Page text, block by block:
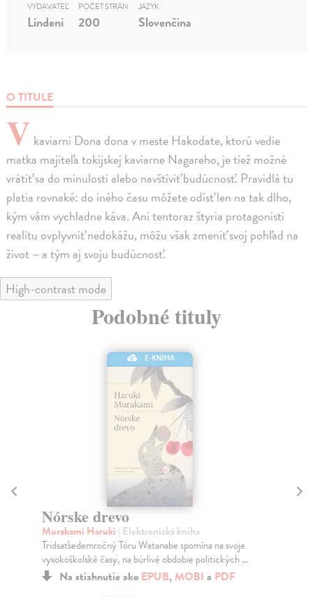
O TITULE
V kaviarni Dona dona v meste Hakodate, ktorú vedie
matka majiteľa tokijskej kaviarne Nagareho, je tiež možné
vrátiť sa do minulosti alebo navštíviť budúcnosť. Pravidlá tu
platia rovnaké: do iného času môžete odísť len na tak dlho,
kým vám vychladne káva. Ani tentoraz štyria protagonisti
realitu ovplyvniť nedokážu, môžu však zmeniť svoj pohľad na
život – a tým aj svoju budúcnosť.
VYDAVATEĽ
Lindeni
POČET STRÁN
200
JAZYK
Slovenčina
High-contrast mode
Podobné tituly
E-KNIHA
Nórske drevo
Murakami Haruki | Elektronická kniha
Tridsaťsedemročný Tóru Watanabe spomína na svoje
vysokoškolské časy, na búrlivé obdobie politických ...
Na stiahnutie ako EPUB,MOBI a PDF